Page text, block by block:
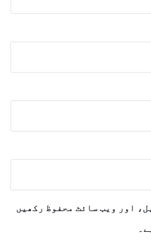
اور ویب سائٹ محفوظ رکھیں